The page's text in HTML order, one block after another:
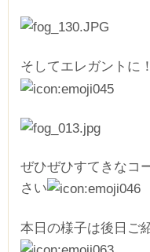
そしてエレガントに！
ぜひぜひすてきなコ
さい
本日の様子は後日ご